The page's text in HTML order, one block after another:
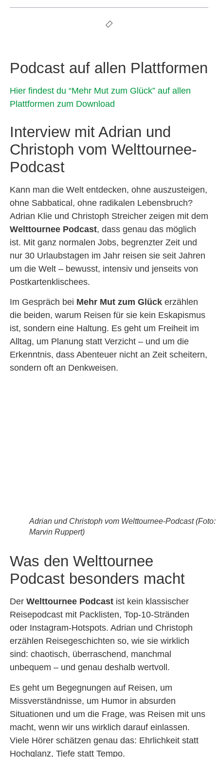
Podcast auf allen Plattformen
Hier findest du “Mehr Mut zum Glück” auf allen
Plattformen zum Download
Interview mit Adrian und
Christoph vom Welttournee-
Podcast
Kann man die Welt entdecken, ohne auszusteigen,
ohne Sabbatical, ohne radikalen Lebensbruch?
Adrian Klie und Christoph Streicher zeigen mit dem
Welttournee Podcast, dass genau das möglich
ist. Mit ganz normalen Jobs, begrenzter Zeit und
nur 30 Urlaubstagen im Jahr reisen sie seit Jahren
um die Welt – bewusst, intensiv und jenseits von
Postkartenklischees.
Im Gespräch bei Mehr Mut zum Glück erzählen
die beiden, warum Reisen für sie kein Eskapismus
ist, sondern eine Haltung. Es geht um Freiheit im
Alltag, um Planung statt Verzicht – und um die
Erkenntnis, dass Abenteuer nicht an Zeit scheitern,
sondern oft an Denkweisen.
Adrian und Christoph vom Welttournee-Podcast (Foto:
Marvin Ruppert)
Was den Welttournee
Podcast besonders macht
Der Welttournee Podcast ist kein klassischer
Reisepodcast mit Packlisten, Top-10-Stränden
oder Instagram-Hotspots. Adrian und Christoph
erzählen Reisegeschichten so, wie sie wirklich
sind: chaotisch, überraschend, manchmal
unbequem – und genau deshalb wertvoll.
Es geht um Begegnungen auf Reisen, um
Missverständnisse, um Humor in absurden
Situationen und um die Frage, was Reisen mit uns
macht, wenn wir uns wirklich darauf einlassen.
Viele Hörer schätzen genau das: Ehrlichkeit statt
Hochglanz, Tiefe statt Tempo.